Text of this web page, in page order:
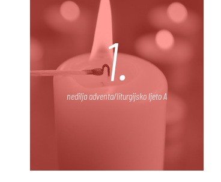
1.
nedilja adventa/liturgijsko ljeto A